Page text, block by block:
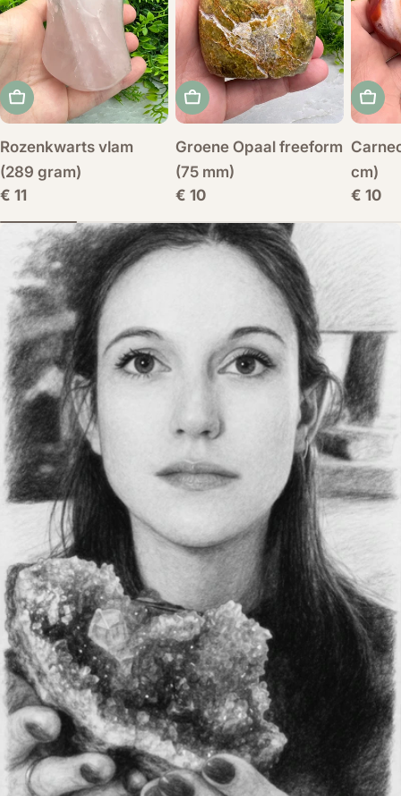
Voeg toe aan winkelwagen
Rozenkwarts vlam
(289 gram)
Normale
prijs
€ 11
Voeg toe aan winkelwagen
Groene Opaal freeform
(75 mm)
Normale
€ 10
cm)
€ 10